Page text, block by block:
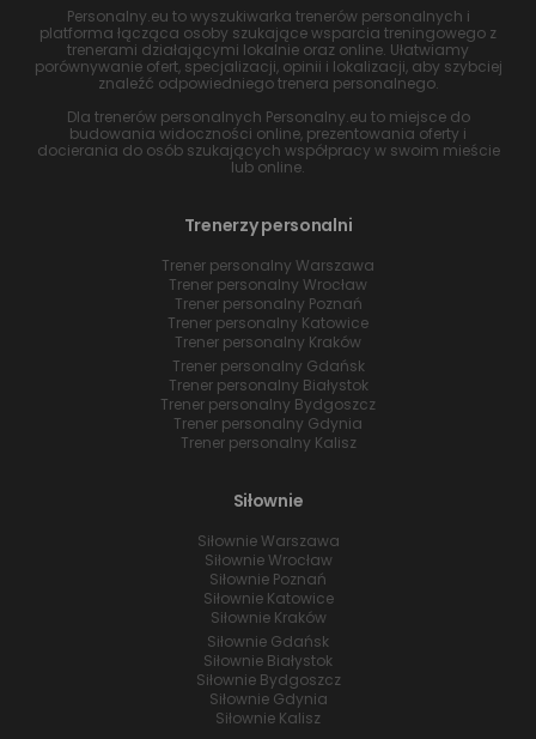
Personalny.eu to wyszukiwarka trenerów personalnych i
platforma łącząca osoby szukające wsparcia treningowego z
trenerami działającymi lokalnie oraz online. Ułatwiamy
porównywanie ofert, specjalizacji, opinii i lokalizacji, aby szybciej
znaleźć odpowiedniego trenera personalnego.
Dla trenerów personalnych Personalny.eu to miejsce do
budowania widoczności online, prezentowania oferty i
docierania do osób szukających współpracy w swoim mieście
lub online.
Trenerzy personalni
Trener personalny Warszawa
Trener personalny Wrocław
Trener personalny Poznań
Trener personalny Katowice
Trener personalny Kraków
Trener personalny Gdańsk
Trener personalny Białystok
Trener personalny Bydgoszcz
Trener personalny Gdynia
Trener personalny Kalisz
Siłownie
Siłownie Warszawa
Siłownie Wrocław
Siłownie Poznań
Siłownie Katowice
Siłownie Kraków
Siłownie Gdańsk
Siłownie Białystok
Siłownie Bydgoszcz
Siłownie Gdynia
Siłownie Kalisz